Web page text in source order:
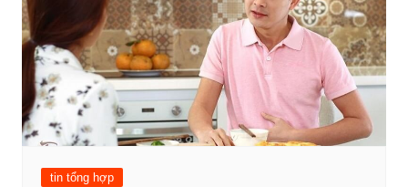
tin tổng hợp